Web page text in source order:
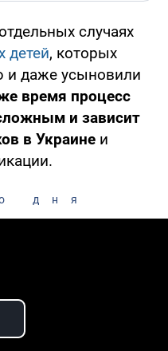
случаях
детей, которых
и даже усыновили
время процесс
и зависит
в Украине и
дня
Video